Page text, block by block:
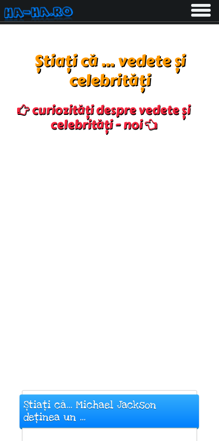
Toggle
Știați că ... vedete și
celebrități
curiozități despre vedete și
celebrități - noi
Știați că... Michael Jackson
deținea un ...